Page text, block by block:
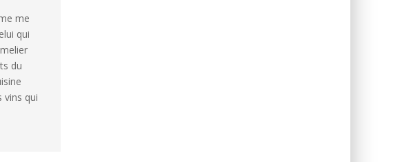
me
qui
du
vins qui